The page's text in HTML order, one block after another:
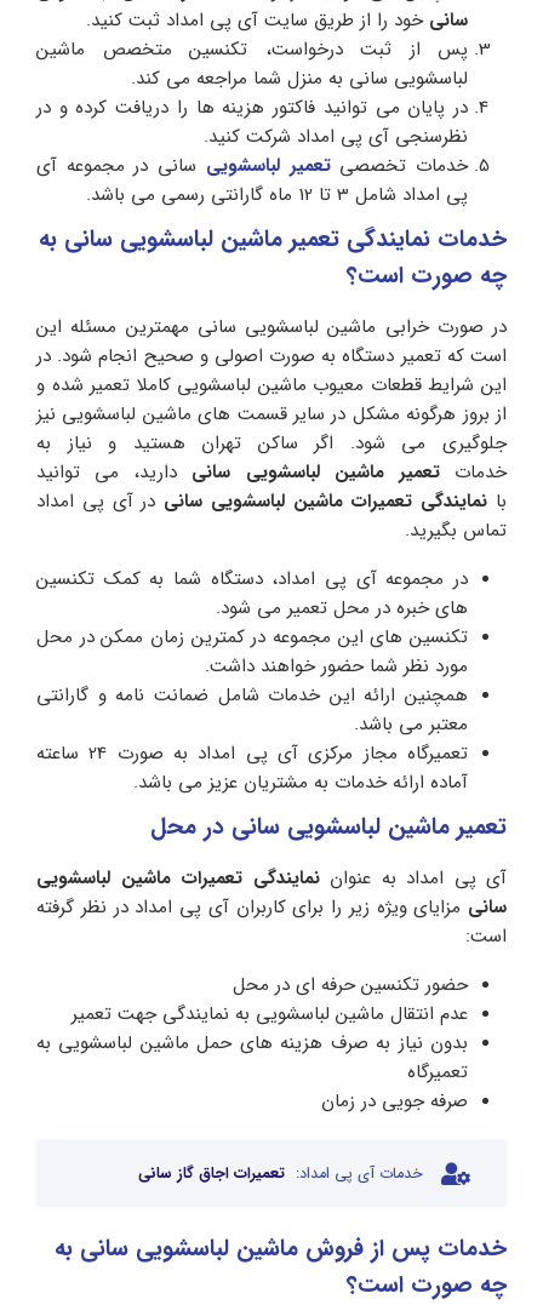
سانی خود را از طریق سایت آی پی امداد ثبت کنید.
پس از ثبت درخواست، تکنسین متخصص ماشین
لباسشویی سانی به منزل شما مراجعه می کند.
در پایان می توانید فاکتور هزینه ها را دریافت کرده و در
نظرسنجی آی پی امداد شرکت کنید.
خدمات تخصصیتعمیر لباسشویی سانی در مجموعه آی
پی امداد شامل 3 تا 12 ماه گارانتی رسمی می باشد.
خدمات نمایندگی تعمیر ماشین لباسشویی سانی به
چه صورت است؟
در صورت خرابی ماشین لباسشویی سانی مهمترین مسئله این
است که تعمیر دستگاه به صورت اصولی و صحیح انجام شود. در
این شرایط قطعات معیوب ماشین لباسشویی کاملا تعمیر شده و
از بروز هرگونه مشکل در سایر قسمت های ماشین لباسشویی نیز
جلوگیری می شود. اگر ساکن تهران هستید و نیاز به
خدمات تعمیر ماشین لباسشویی سانی دارید، می توانید
با نمایندگی تعمیرات ماشین لباسشویی سانی در آی پی امداد
تماس بگیرید.
در مجموعه آی پی امداد، دستگاه شما به کمک تکنسین
های خبره در محل تعمیر می شود.
تکنسین های این مجموعه در کمترین زمان ممکن در محل
مورد نظر شما حضور خواهند داشت.
همچنین ارائه این خدمات شامل ضمانت نامه و گارانتی
معتبر می باشد.
تعمیرگاه مجاز مرکزی آی پی امداد به صورت 24 ساعته
آماده ارائه خدمات به مشتریان عزیز می باشد.
تعمیر ماشین لباسشویی سانی در محل
آی پی امداد به عنواننمایندگی تعمیرات ماشین لباسشویی
سانی مزایای ویژه زیر را برای کاربران آی پی امداد در نظر گرفته
است:
حضور تکنسین حرفه ای در محل
عدم انتقال ماشین لباسشویی به نمایندگی جهت تعمیر
بدون نیاز به صرف هزینه های حمل ماشین لباسشویی به
تعمیرگاه
صرفه جویی در زمان
خدمات آی پی امداد: تعمیرات اجاق گاز سانی
خدمات پس از فروش ماشین لباسشویی سانی به
چه صورت است؟